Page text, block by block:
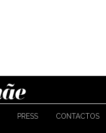
PRESS CONTACTOS